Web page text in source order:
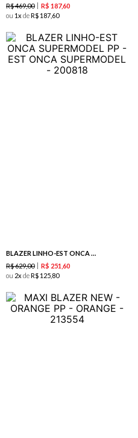
R$469,00 R$ 187,60
ou 1 deR$ 187 60
BLAZER LINHO-EST ONCA SUPERMODEL
R$629,00 R$ 251 60
ou 2 deR$ 125 80